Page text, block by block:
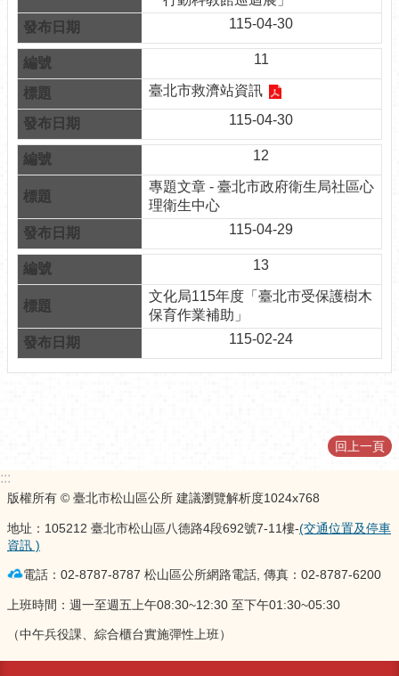
件-
台
北
服
務
通
無
障
礙
區
統
計
資
專
區
區
個
人
資
保
專
區
115-04-30
11
臺北市救濟站資訊
115-04-30
12
專題文章 - 臺北市政府衛生局社區心
理衛生中心
115-04-29
13
文化局115年度「臺北市受保護樹木
保育作業補助」
115-02-24
回上一頁
:::
版權所有 © 臺北市松山區公所 建議瀏覽解析度1024x768
地址：105212 臺北市松山區八德路4段692號7-11樓-(交通位置及停車
資訊 )
電話：02-8787-8787 松山區公所網路電話, 傳真：02-8787-6200
上班時間：週一至週五上午08:30~12:30 至下午01:30~05:30
（中午兵役課、綜合櫃台實施彈性上班）